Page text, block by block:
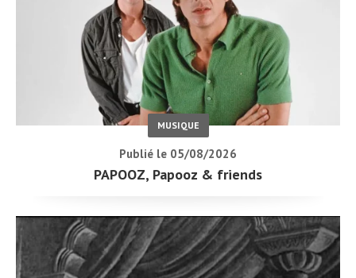
MUSIQUE
Publié le 05/08/2026
PAPOOZ, Papooz & friends